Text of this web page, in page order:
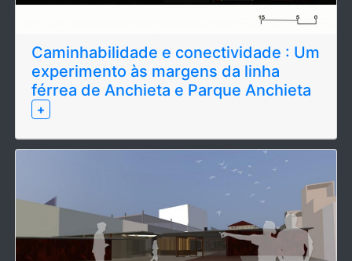
Caminhabilidade e conectividade : Um
experimento às margens da linha
férrea de Anchieta e Parque Anchieta
+